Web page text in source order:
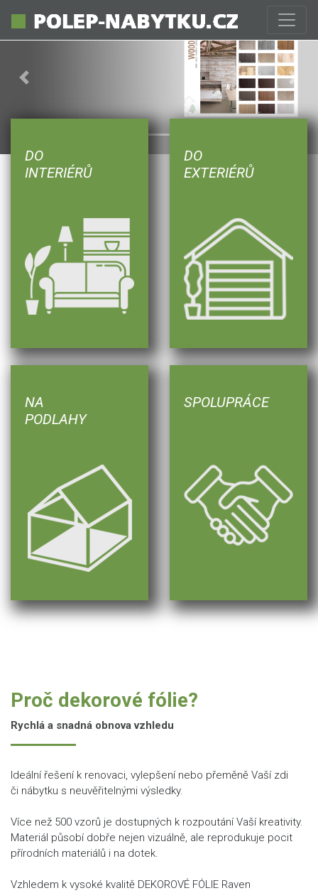
Previous Next
DO
INTERIÉRŮ
DO
EXTERIÉRŮ
NA
PODLAHY
SPOLUPRÁCE
Proč dekorové fólie?
Rychlá a snadná obnova vzhledu
Ideální řešení k renovaci, vylepšení nebo přeměně Vaší zdi
či nábytku s neuvěřitelnými výsledky.
Více než 500 vzorů je dostupných k rozpoutání Vaší kreativity.
Materiál působí dobře nejen vizuálně, ale reprodukuje pocit
přírodních materiálů i na dotek.
Vzhledem k vysoké kvalitě DEKOROVÉ FÓLIE Raven